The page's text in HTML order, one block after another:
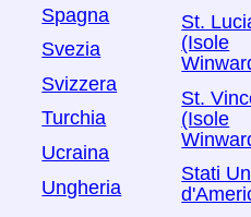
Spagna
Svezia
Svizzera
Turchia
Ucraina
Ungheria
St.
(Isole
St.
(Isole
Stati